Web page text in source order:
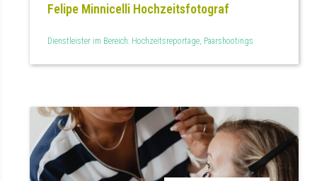
Felipe Minnicelli Hochzeitsfotograf
Dienstleister im Bereich: Hochzeitsreportage, Paarshootings